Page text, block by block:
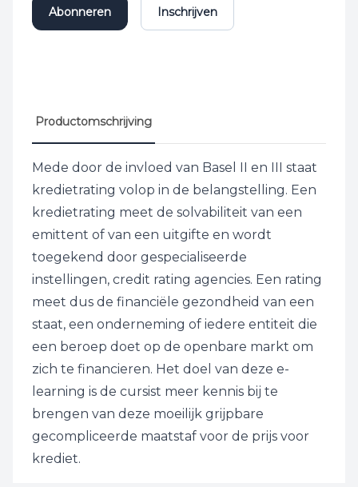
Abonneren Inschrijven
Productomschrijving
Mede door de invloed van Basel II en III staat
kredietrating volop in de belangstelling. Een
kredietrating meet de solvabiliteit van een
emittent of van een uitgifte en wordt
toegekend door gespecialiseerde
instellingen, credit rating agencies. Een rating
meet dus de financiële gezondheid van een
staat, een onderneming of iedere entiteit die
een beroep doet op de openbare markt om
zich te financieren. Het doel van deze e-
learning is de cursist meer kennis bij te
brengen van deze moeilijk grijpbare
gecompliceerde maatstaf voor de prijs voor
krediet.